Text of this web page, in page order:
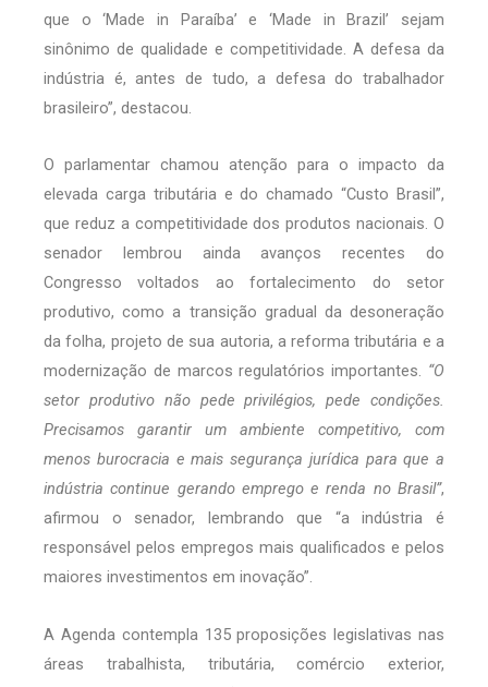
que o ‘Made in Paraíba’ e ‘Made in Brazil’ sejam
sinônimo de qualidade e competitividade. A defesa da
indústria é, antes de tudo, a defesa do trabalhador
brasileiro”, destacou.
O parlamentar chamou atenção para o impacto da
elevada carga tributária e do chamado “Custo Brasil”,
que reduz a competitividade dos produtos nacionais. O
senador lembrou ainda avanços recentes do
Congresso voltados ao fortalecimento do setor
produtivo, como a transição gradual da desoneração
da folha, projeto de sua autoria, a reforma tributária e a
modernização de marcos regulatórios importantes. “O
setor produtivo não pede privilégios, pede condições.
Precisamos garantir um ambiente competitivo, com
menos burocracia e mais segurança jurídica para que a
indústria continue gerando emprego e renda no Brasil”,
afirmou o senador, lembrando que “a indústria é
responsável pelos empregos mais qualificados e pelos
maiores investimentos em inovação”.
A Agenda contempla 135 proposições legislativas nas
áreas trabalhista, tributária, comércio exterior,